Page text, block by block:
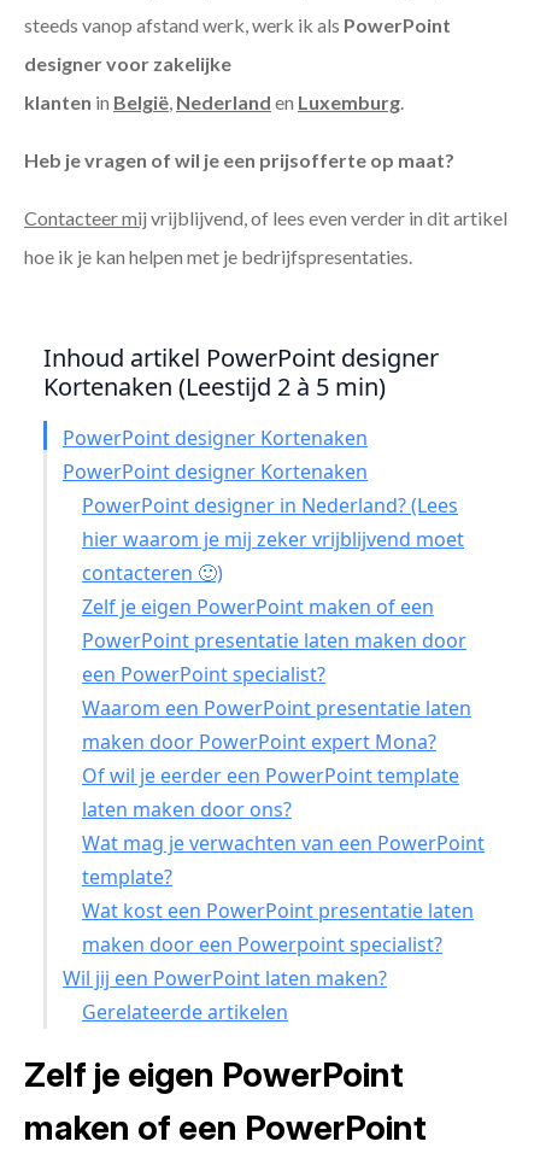
steeds vanop afstand werk, werk ik als PowerPoint
designer voor zakelijke
klanten in België, Nederland en Luxemburg.
Heb je vragen of wil je een prijsofferte op maat?
Contacteer mij vrijblijvend, of lees even verder in dit artikel
hoe ik je kan helpen met je bedrijfspresentaties.
Inhoud artikel PowerPoint designer
Kortenaken (Leestijd 2 à 5 min)
PowerPoint designer Kortenaken
PowerPoint designer Kortenaken
PowerPoint designer in Nederland? (Lees
hier waarom je mij zeker vrijblijvend moet
contacteren 🙂)
Zelf je eigen PowerPoint maken of een
PowerPoint presentatie laten maken door
een PowerPoint specialist?
Waarom een PowerPoint presentatie laten
maken door PowerPoint expert Mona?
Of wil je eerder een PowerPoint template
laten maken door ons?
Wat mag je verwachten van een PowerPoint
template?
Wat kost een PowerPoint presentatie laten
maken door een Powerpoint specialist?
Wil jij een PowerPoint laten maken?
Gerelateerde artikelen
Zelf je eigen PowerPoint
maken of een PowerPoint